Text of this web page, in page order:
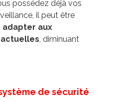
possédez déjà vos
il peut être
adapter aux
, diminuant
de sécurité